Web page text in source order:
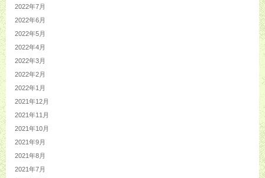
2022年7月
2022年6月
2022年5月
2022年4月
2022年3月
2022年2月
2022年1月
2021年12月
2021年11月
2021年10月
2021年9月
2021年8月
2021年7月